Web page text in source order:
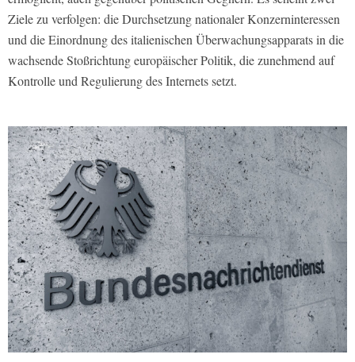
Ziele zu verfolgen: die Durchsetzung nationaler Konzerninteressen
und die Einordnung des italienischen Überwachungsapparats in die
wachsende Stoßrichtung europäischer Politik, die zunehmend auf
Kontrolle und Regulierung des Internets setzt.